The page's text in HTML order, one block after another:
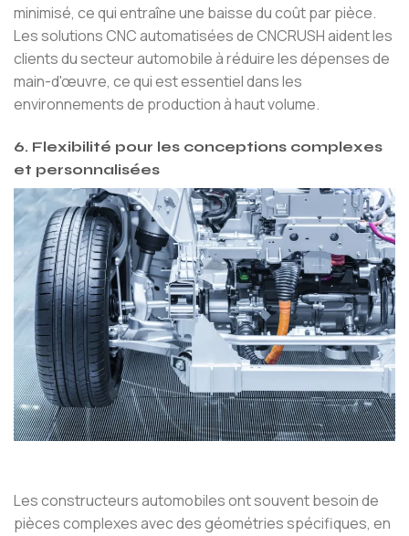
minimisé, ce qui entraîne une baisse du coût par pièce.
Les solutions CNC automatisées de CNCRUSH aident les
clients du secteur automobile à réduire les dépenses de
main-d'œuvre, ce qui est essentiel dans les
environnements de production à haut volume.
6. Flexibilité pour les conceptions complexes
et personnalisées
Les constructeurs automobiles ont souvent besoin de
pièces complexes avec des géométries spécifiques, en